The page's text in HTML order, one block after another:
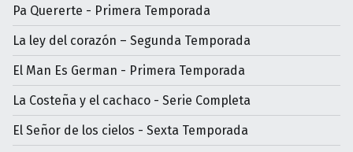
Pa Quererte - Primera Temporada
La ley del corazón – Segunda Temporada
El Man Es German - Primera Temporada
La Costeña y el cachaco - Serie Completa
El Señor de los cielos - Sexta Temporada